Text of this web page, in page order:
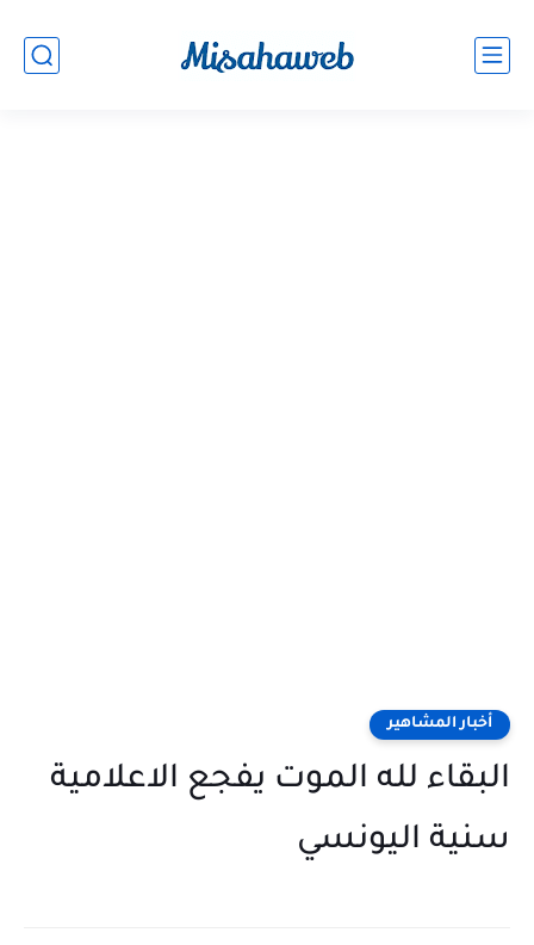
أخبار المشاهير
البقاء لله الموت يفجع الاعلامية
سنية اليونسي